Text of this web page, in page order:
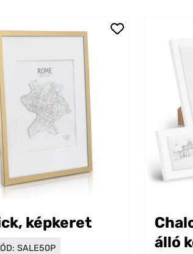
képkeret
SALE50P
álló